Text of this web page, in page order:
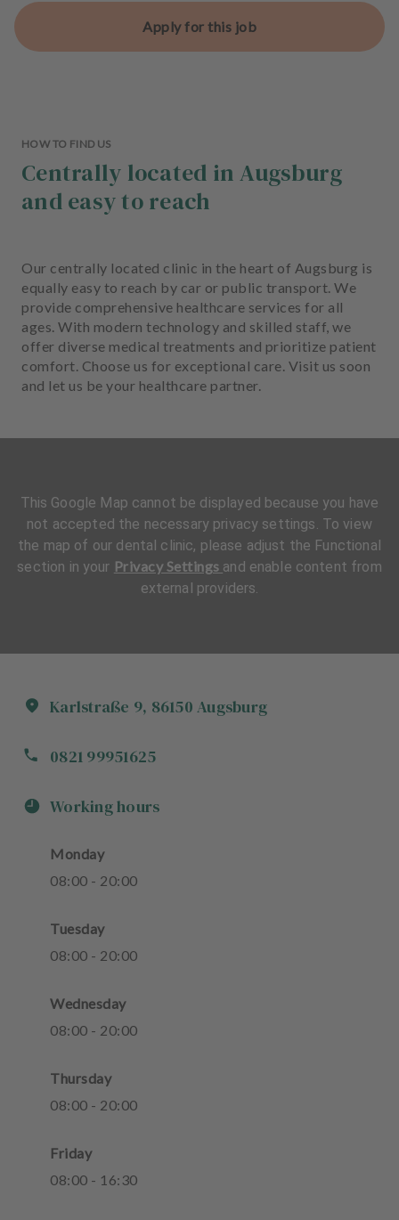
Apply for this job
HOW TO FIND US
Centrally located in Augsburg
and easy to reach
Our centrally located clinic in the heart of Augsburg is
equally easy to reach by car or public transport. We
provide comprehensive healthcare services for all
ages. With modern technology and skilled staff, we
offer diverse medical treatments and prioritize patient
comfort. Choose us for exceptional care. Visit us soon
and let us be your healthcare partner.
Karlstraße 9, 86150 Augsburg
0821 99951625
Working hours
Monday
08:00 - 20:00
Tuesday
08:00 - 20:00
Wednesday
08:00 - 20:00
Thursday
08:00 - 20:00
Friday
08:00 - 16:30
This Google Map cannot be displayed because you have
not accepted the necessary privacy settings. To view
the map of our dental clinic, please adjust the Functional
section in your Privacy Settings and enable content from
external providers.